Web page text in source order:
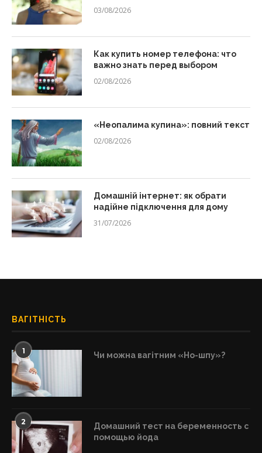
03/08/2026
Как купить номер телефона: что
важно знать перед выбором
02/08/2026
«Неопалима купина»: повний текст
02/08/2026
Домашній інтернет: як обрати
надійне підключення для дому
31/07/2026
ВАГІТНІСТЬ
1 Чи можна вагітним «Но-шпу»?
2
Домашний тест на беременность с
помощью йода